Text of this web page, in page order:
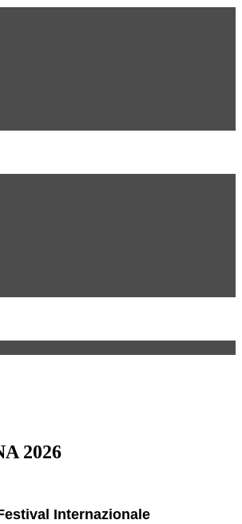
2026
Internazionale